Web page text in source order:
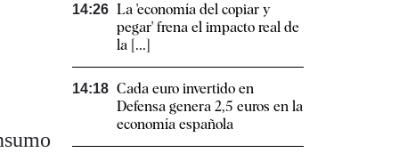
14:26 La 'economía del copiar y
pegar' frena el impacto real de
la [...]
14:18 Cada euro invertido en
Defensa genera 2,5 euros en la
economía española